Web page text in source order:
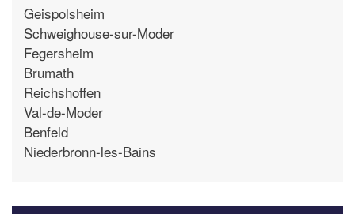
Geispolsheim
Schweighouse-sur-Moder
Fegersheim
Brumath
Reichshoffen
Val-de-Moder
Benfeld
Niederbronn-les-Bains